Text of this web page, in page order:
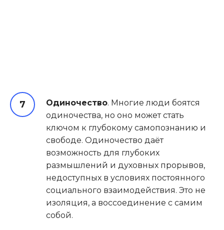
Одиночество. Многие люди боятся
одиночества, но оно может стать
ключом к глубокому самопознанию и
свободе. Одиночество даёт
возможность для глубоких
размышлений и духовных прорывов,
недоступных в условиях постоянного
социального взаимодействия. Это не
изоляция, а воссоединение с самим
собой.